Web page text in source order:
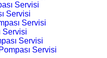
Servisi
Servisi
Servisi
Servisi
Servisi
Servisi